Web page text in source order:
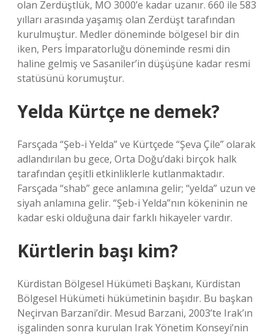
olan Zerdüştlük, MÖ 3000’e kadar uzanır. 660 ile 583
yılları arasında yaşamış olan Zerdüşt tarafından
kurulmuştur. Medler döneminde bölgesel bir din
iken, Pers İmparatorluğu döneminde resmi din
haline gelmiş ve Sasaniler’in düşüşüne kadar resmi
statüsünü korumuştur.
Yelda Kürtçe ne demek?
Farsçada “Şeb-i Yelda” ve Kürtçede “Şeva Çile” olarak
adlandırılan bu gece, Orta Doğu’daki birçok halk
tarafından çeşitli etkinliklerle kutlanmaktadır.
Farsçada “shab” gece anlamına gelir; “yelda” uzun ve
siyah anlamına gelir. “Şeb-i Yelda”nın kökeninin ne
kadar eski olduğuna dair farklı hikayeler vardır.
Kürtlerin başı kim?
Kürdistan Bölgesel Hükümeti Başkanı, Kürdistan
Bölgesel Hükümeti hükümetinin başıdır. Bu başkan
Neçirvan Barzani’dir. Mesud Barzani, 2003’te Irak’ın
işgalinden sonra kurulan Irak Yönetim Konseyi’nin